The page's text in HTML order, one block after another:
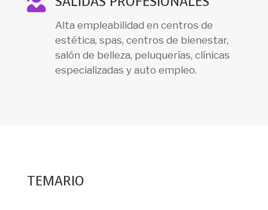
Alta empleabilidad en centros de
estética, spas, centros de bienestar,
salón de belleza, peluquerías, clínicas
especializadas y auto empleo.
TEMARIO